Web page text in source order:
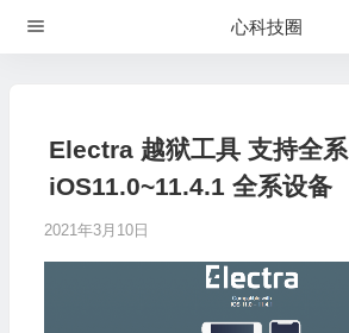
心科技圈
Electra 越狱工具 支持全系
iOS11.0~11.4.1 全系设备
2021年3月10日